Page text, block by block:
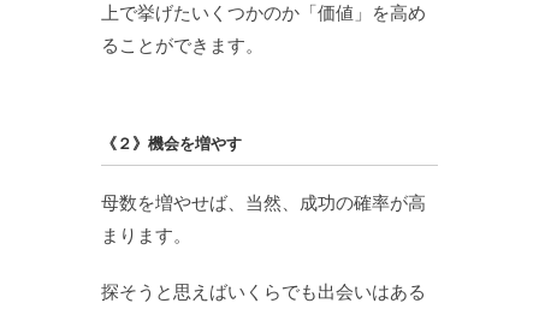
上で挙げたいくつかのか「価値」を高め
ることができます。
《２》機会を増やす
母数を増やせば、当然、成功の確率が高
まります。
探そうと思えばいくらでも出会いはある